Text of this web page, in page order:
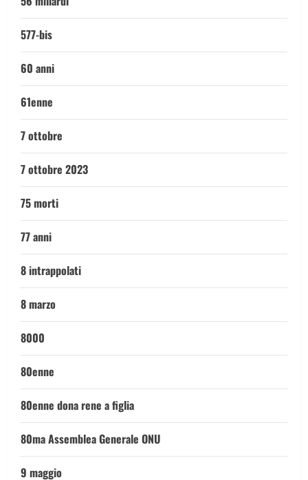
577-bis
60 anni
61enne
7 ottobre
7 ottobre 2023
75 morti
77 anni
8 intrappolati
8 marzo
8000
80enne
80enne dona rene a figlia
80ma Assemblea Generale ONU
9 maggio